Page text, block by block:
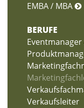
EMBA / MBA
BERUFE
Verkaufsleiter